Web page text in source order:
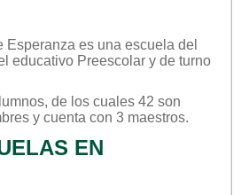
Esperanza es una escuela del
educativo Preescolar y de turno
de los cuales 42 son
y cuenta con 3 maestros.
EN